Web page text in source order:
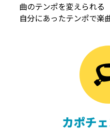
曲のテンポを変えられる
自分にあったテンポで楽
カポチ